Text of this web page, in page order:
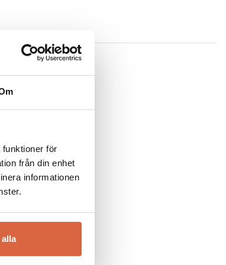
funktioner för
från din enhet
informationen
högsta möjliga kvalité utan även för att inte
hela dess verksamhet. Detta innebär att
Allt för att du skall kunna njuta till